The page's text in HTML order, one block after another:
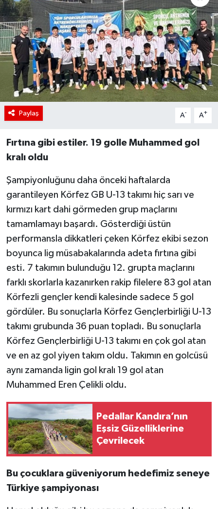
Paylaş A- A+
Fırtına gibi estiler. 19 golle Muhammed gol
kralı oldu
Şampiyonluğunu daha önceki haftalarda
garantileyen Körfez GB U-13 takımı hiç sarı ve
kırmızı kart dahi görmeden grup maçlarını
tamamlamayı başardı. Gösterdiği üstün
performansla dikkatleri çeken Körfez ekibi sezon
boyunca lig müsabakalarında adeta fırtına gibi
esti. 7 takımın bulunduğu 12. grupta maçlarını
farklı skorlarla kazanırken rakip filelere 83 gol atan
Körfezli gençler kendi kalesinde sadece 5 gol
gördüler. Bu sonuçlarla Körfez Gençlerbirliği U-13
takımı grubunda 36 puan topladı. Bu sonuçlarla
Körfez Gençlerbirliği U-13 takımı en çok gol atan
ve en az gol yiyen takım oldu. Takımın en golcüsü
aynı zamanda ligin gol kralı 19 gol atan
Muhammed Eren Çelikli oldu.
Pedallar Kandıra’nın
Eşsiz Güzelliklerine
Çevrilecek
Bu çocuklara güveniyorum hedefimiz seneye
Türkiye şampiyonası